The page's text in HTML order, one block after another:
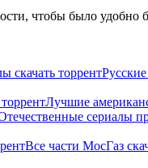
чтобы было
скачать торрент
Лучшие
сериалы
Все части МосГаз